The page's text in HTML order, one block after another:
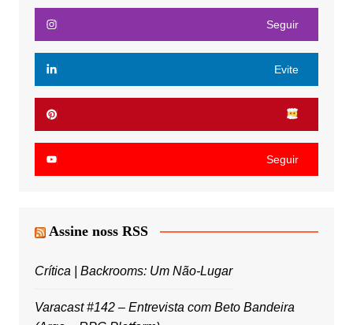
Seguir
Evite
Seguir
Assine noss RSS
Crítica | Backrooms: Um Não-Lugar
Varacast #142 – Entrevista com Beto Bandeira